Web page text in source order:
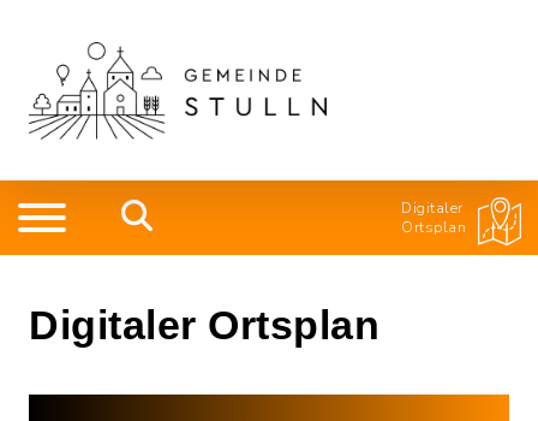
Digitaler
Ortsplan
Digitaler Ortsplan